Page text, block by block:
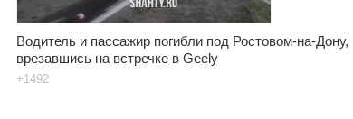
Водитель и пассажир погибли под Ростовом-на-Дону,
врезавшись на встречке в Geely
+1492